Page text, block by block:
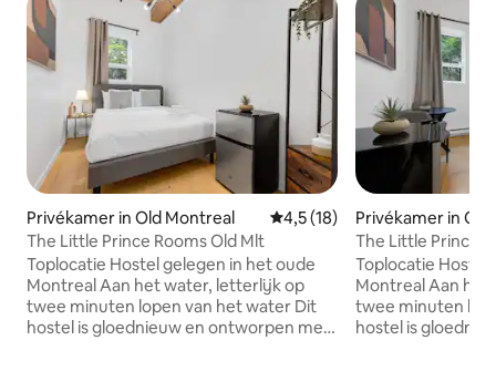
Privékamer in Old Montreal Gemiddelde beoordeling van
4,5 (18)
The Little Prince Rooms Old Mlt
Toplocatie Hostel gelegen in het oude
Montreal Aan het water, letterlijk op
twee minuten lopen van het water Dit
hostel is gloednieuw en ontworpen met
Privékamer in
The Little Prince
Toplocatie Hostel
Montreal Aan het water, letterlijk op
twee minuten
hostel is